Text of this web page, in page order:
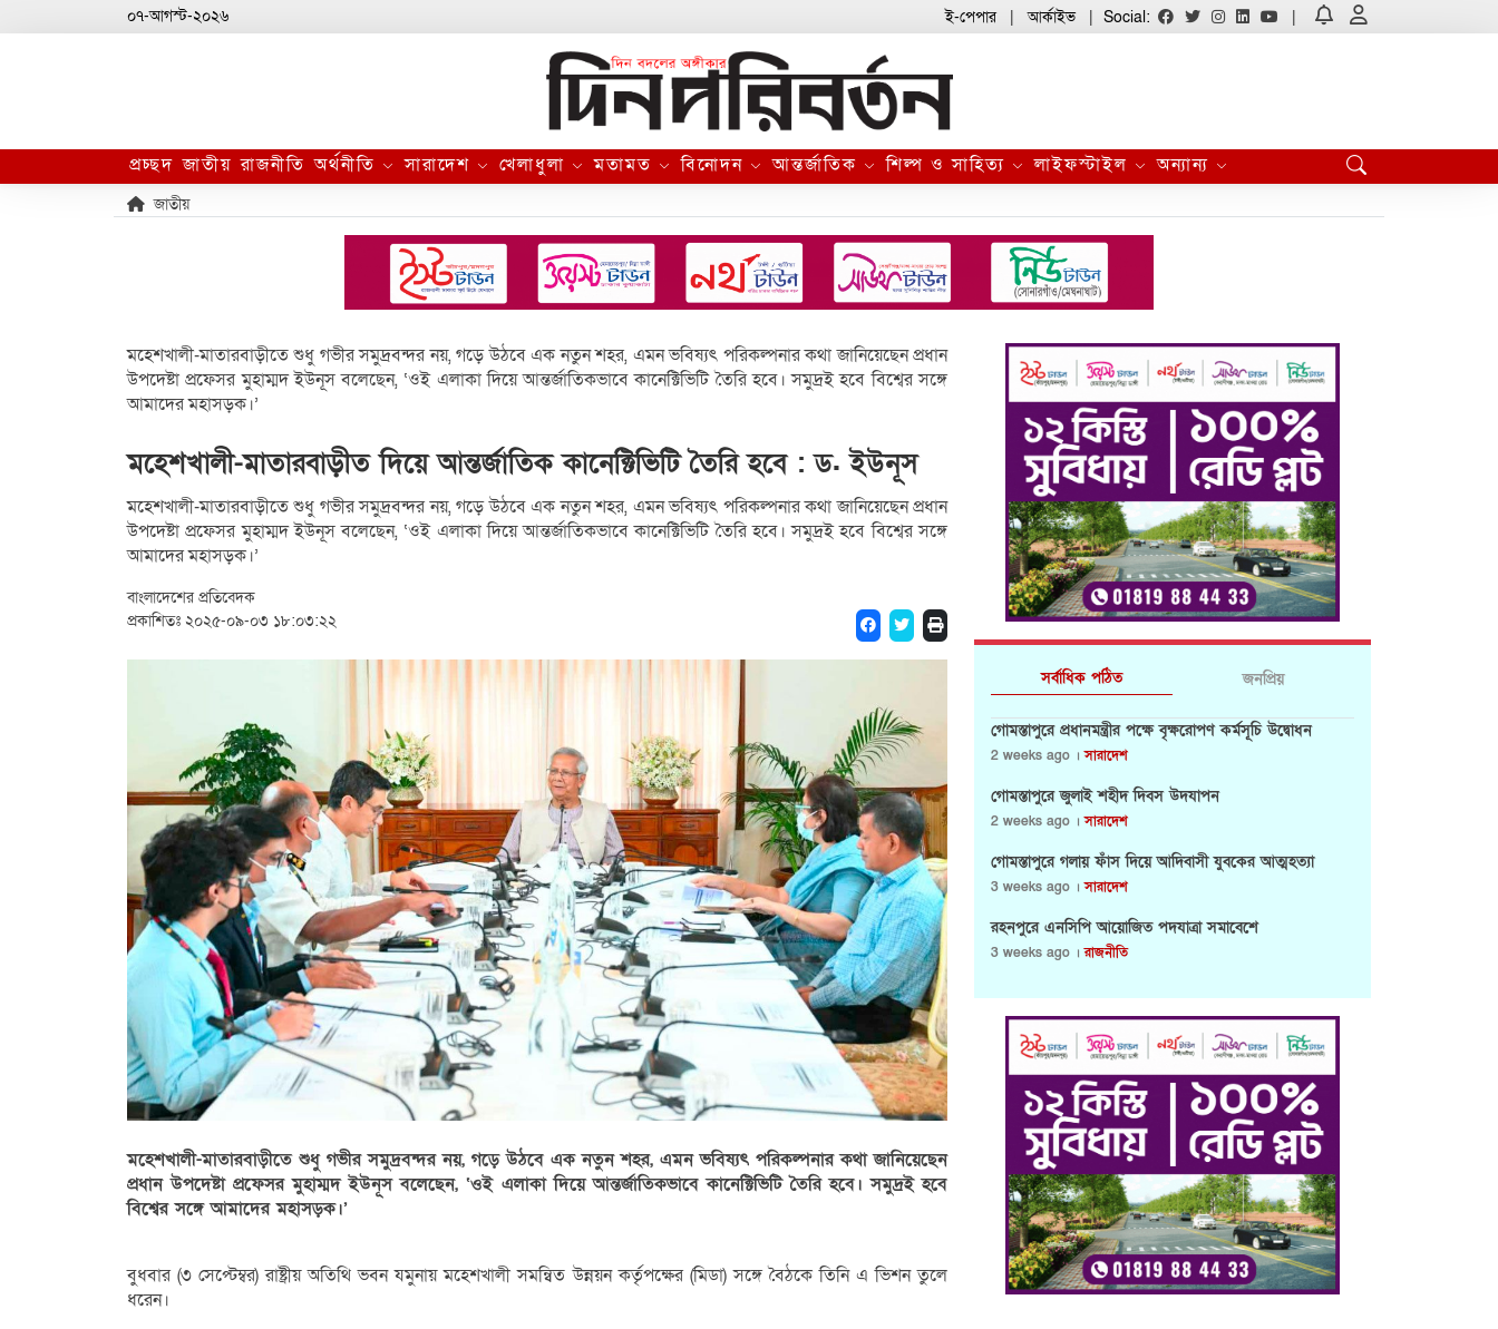
০৭-আগস্ট-২০২৬ ই-পেপার আর্কাইভ Social:
প্রচ্ছদ জাতীয় রাজনীতি অর্থনীতি সারাদেশ খেলাধুলা মতামত বিনোদন আন্তর্জাতিক শিল্প ও সাহিত্য লাইফস্টাইল অন্যান্য
জাতীয়
মহেশখালী-মাতারবাড়ীতে শুধু গভীর সমুদ্রবন্দর নয়, গড়ে উঠবে এক নতুন শহর, এমন ভবিষ্যৎ পরিকল্পনার কথা জানিয়েছেন প্রধান
উপদেষ্টা প্রফেসর মুহাম্মদ ইউনূস বলেছেন, ‘ওই এলাকা দিয়ে আন্তর্জাতিকভাবে কানেক্টিভিটি তৈরি হবে। সমুদ্রই হবে বিশ্বের সঙ্গে
আমাদের মহাসড়ক।’
মহেশখালী-মাতারবাড়ীত দিয়ে আন্তর্জাতিক কানেক্টিভিটি তৈরি হবে : ড. ইউনূস
মহেশখালী-মাতারবাড়ীতে শুধু গভীর সমুদ্রবন্দর নয়, গড়ে উঠবে এক নতুন শহর, এমন ভবিষ্যৎ পরিকল্পনার কথা জানিয়েছেন প্রধান
উপদেষ্টা প্রফেসর মুহাম্মদ ইউনূস বলেছেন, ‘ওই এলাকা দিয়ে আন্তর্জাতিকভাবে কানেক্টিভিটি তৈরি হবে। সমুদ্রই হবে বিশ্বের সঙ্গে
আমাদের মহাসড়ক।’
বাংলাদেশের প্রতিবেদক
প্রকাশিতঃ ২০২৫-০৯-০৩ ১৮:০৩:২২
মহেশখালী-মাতারবাড়ীতে শুধু গভীর সমুদ্রবন্দর নয়, গড়ে উঠবে এক নতুন শহর, এমন ভবিষ্যৎ পরিকল্পনার কথা জানিয়েছেন
প্রধান উপদেষ্টা প্রফেসর মুহাম্মদ ইউনূস বলেছেন, ‘ওই এলাকা দিয়ে আন্তর্জাতিকভাবে কানেক্টিভিটি তৈরি হবে। সমুদ্রই হবে
বিশ্বের সঙ্গে আমাদের মহাসড়ক।’
বুধবার (৩ সেপ্টেম্বর) রাষ্ট্রীয় অতিথি ভবন যমুনায় মহেশখালী সমন্বিত উন্নয়ন কর্তৃপক্ষের (মিডা) সঙ্গে বৈঠকে তিনি এ ভিশন তুলে
ধরেন।
সর্বাধিক পঠিত জনপ্রিয়
গোমস্তাপুরে প্রধানমন্ত্রীর পক্ষে বৃক্ষরোপণ কর্মসূচি উদ্বোধন
2 weeks ago ।সারাদেশ
গোমস্তাপুরে জুলাই শহীদ দিবস উদযাপন
2 weeks ago ।সারাদেশ
গোমস্তাপুরে গলায় ফাঁস দিয়ে আদিবাসী যুবকের আত্মহত্যা
3 weeks ago ।সারাদেশ
রহনপুরে এনসিপি আয়োজিত পদযাত্রা সমাবেশে
3 weeks ago ।রাজনীতি